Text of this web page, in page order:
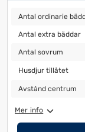
Antal ordinarie
Antal ordinarie
Antal extra bäddar
Antal extra bäddar
Antal sovrum
Antal sovrum
Husdjur tillåtet
Husdjur tillåtet
Avstånd centrum
Avstånd centrum
Mer info